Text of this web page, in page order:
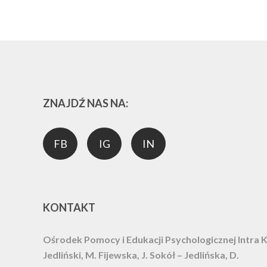
ZNAJDŹ NAS NA:
FB IG IN
KONTAKT
Ośrodek Pomocy i Edukacji Psychologicznej Intra
Jedliński, M. Fijewska, J. Sokół – Jedlińska, D.